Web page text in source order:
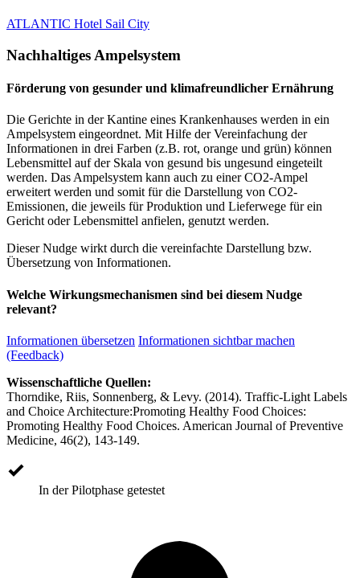
ATLANTIC Hotel Sail City
Nachhaltiges Ampelsystem
Förderung von gesunder und klimafreundlicher Ernährung
Die Gerichte in der Kantine eines Krankenhauses werden in ein
Ampelsystem eingeordnet. Mit Hilfe der Vereinfachung der
Informationen in drei Farben (z.B. rot, orange und grün) können
Lebensmittel auf der Skala von gesund bis ungesund eingeteilt
werden. Das Ampelsystem kann auch zu einer CO2-Ampel
erweitert werden und somit für die Darstellung von CO2-
Emissionen, die jeweils für Produktion und Lieferwege für ein
Gericht oder Lebensmittel anfielen, genutzt werden.
Dieser Nudge wirkt durch die vereinfachte Darstellung bzw.
Übersetzung von Informationen.
Welche Wirkungsmechanismen sind bei diesem Nudge
relevant?
Informationen übersetzen Informationen sichtbar machen
(Feedback)
Wissenschaftliche Quellen:
Thorndike, Riis, Sonnenberg, & Levy. (2014). Traffic-Light Labels
and Choice Architecture:Promoting Healthy Food Choices:
Promoting Healthy Food Choices. American Journal of Preventive
Medicine, 46(2), 143-149.
In der Pilotphase getestet